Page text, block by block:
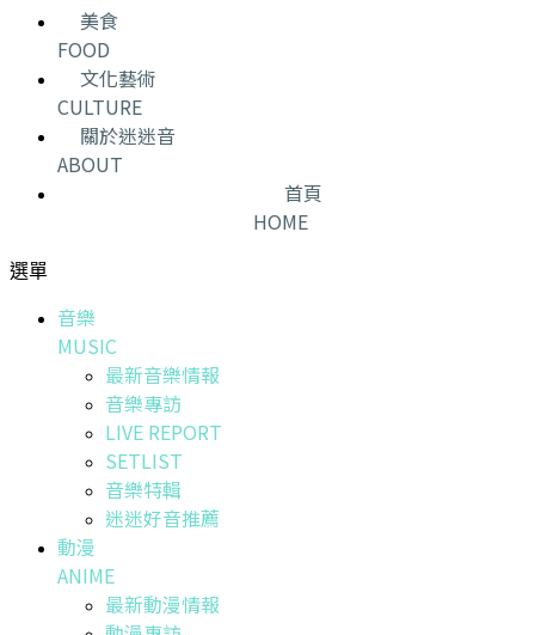
美食
FOOD
文化藝術
CULTURE
關於迷迷音
ABOUT
首頁
HOME
選單
音樂
MUSIC
最新音樂情報
音樂專訪
LIVE REPORT
SETLIST
音樂特輯
迷迷好音推薦
動漫
ANIME
最新動漫情報